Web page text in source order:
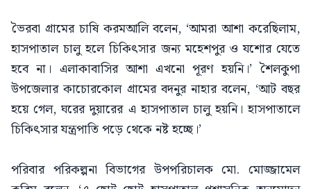
ভৈরবা গ্রামের চাষি করমআলি বলেন, ‘আমরা আশা করেছিলাম,
হাসপাতাল চালু হলে চিকিৎসার জন্য মহেশপুর ও যশোর যেতে
হবে না। এলাকাবাসির আশা এখনো পূরণ হয়নি।’ শৈলকুপা
উপজেলার কাচোরকোল গ্রামের বদনুর নাহার বলেন, ‘আট বছর
হয়ে গেল, ঘরের দুয়ারের এ হাসপাতাল চালু হয়নি। হাসপাতালে
চিকিৎসার যন্ত্রপাতি পড়ে থেকে নষ্ট হচ্ছে।’
পরিবার পরিকল্পনা বিভাগের উপপরিচালক মো. মোজ্জামেল